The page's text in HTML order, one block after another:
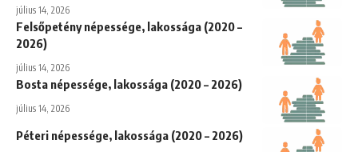
július 14, 2026
Felsőpetény népessége, lakossága (2020 –
2026)
július 14, 2026
Bosta népessége, lakossága (2020 – 2026)
július 14, 2026
Péteri népessége, lakossága (2020 – 2026)